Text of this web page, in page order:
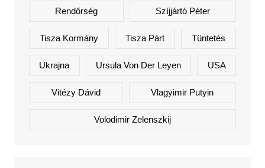
Rendőrség Szíjjártó Péter
Tisza Kormány Tisza Párt Tüntetés
Ukrajna Ursula Von Der Leyen USA
Vitézy Dávid Vlagyimir Putyin
Volodimir Zelenszkij